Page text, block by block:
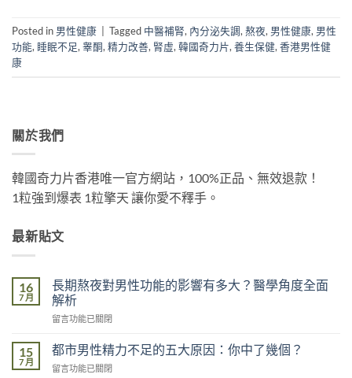
Posted in 男性健康 Tagged 中醫補腎, 內分泌失調,熬夜, 男性健康, 男性
功能, 睡眠不足,睾酮,精力改善, 腎虛,韓國奇力片,養生保健,香港男性健
康
關於我們
韓國奇力片香港唯一官方網站，100%正品、無效退款！
1粒強到爆表 1粒擎天 讓你愛不釋手。
最新貼文
16
7 月
長期熬夜對男性功能的影響有多大？醫學角度全面
解析
在
期
熬
夜
留言功能已關閉
15
7 月
都市男性精力不足的五大原因：你中了幾個？
在
留言功能已關閉